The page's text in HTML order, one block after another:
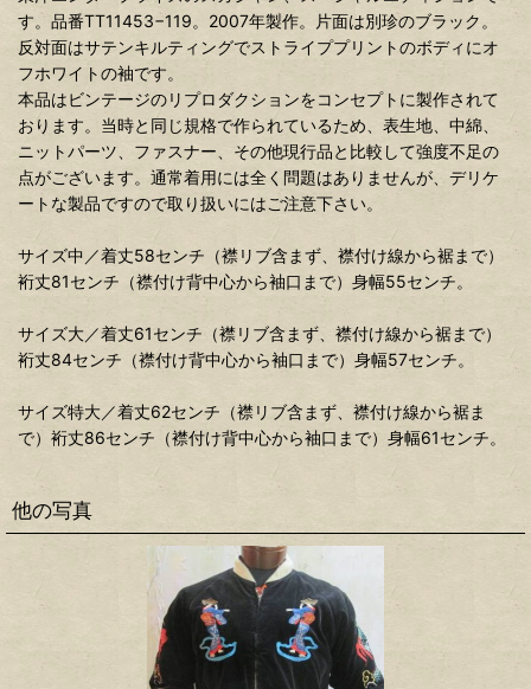
す。品番TT11453−119。2007年製作。片面は別珍のブラック。
反対面はサテンキルティングでストライププリントのボディにオ
フホワイトの袖です。
本品はビンテージのリプロダクションをコンセプトに製作されて
おります。当時と同じ規格で作られているため、表生地、中綿、
ニットパーツ、ファスナー、その他現行品と比較して強度不足の
点がございます。通常着用には全く問題はありませんが、デリケ
ートな製品ですので取り扱いにはご注意下さい。
サイズ中／着丈58センチ（襟リブ含まず、襟付け線から裾まで）
裄丈81センチ（襟付け背中心から袖口まで）身幅55センチ。
サイズ大／着丈61センチ（襟リブ含まず、襟付け線から裾まで）
裄丈84センチ（襟付け背中心から袖口まで）身幅57センチ。
サイズ特大／着丈62センチ（襟リブ含まず、襟付け線から裾ま
で）裄丈86センチ（襟付け背中心から袖口まで）身幅61センチ。
他の写真